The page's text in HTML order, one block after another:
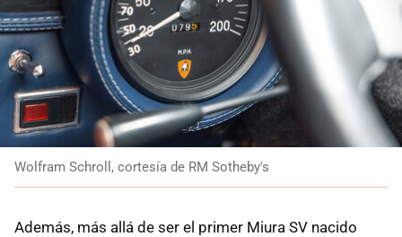
Wolfram Schroll, cortesía de RM Sotheby's
Además, más allá de ser el primer Miura SV nacido